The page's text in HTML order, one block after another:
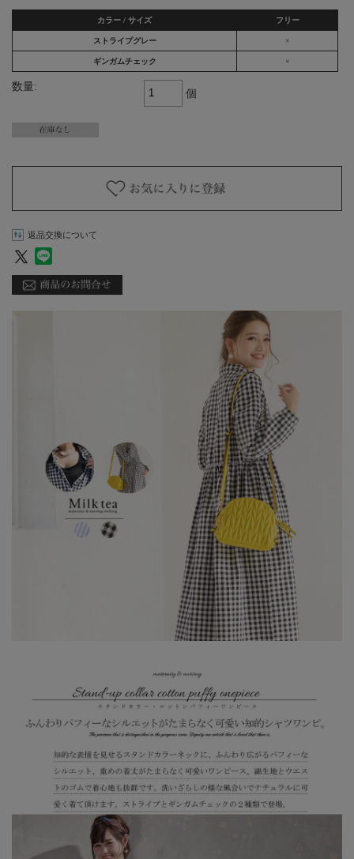
カラー / サイズ フリー
ストライプグレー ×
ギンガムチェック ×
数量:
個
返品交換について